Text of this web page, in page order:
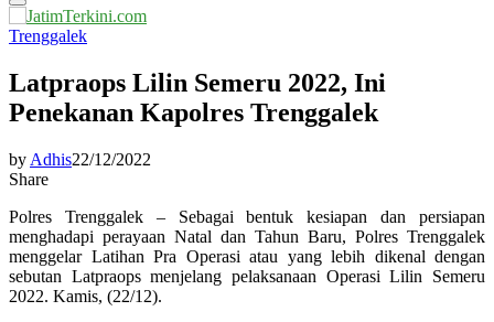
Primary
Menu
Trenggalek
Latpraops Lilin Semeru 2022, Ini
Penekanan Kapolres Trenggalek
by Adhis22/12/2022
Share
Polres Trenggalek – Sebagai bentuk kesiapan dan persiapan
menghadapi perayaan Natal dan Tahun Baru, Polres Trenggalek
menggelar Latihan Pra Operasi atau yang lebih dikenal dengan
sebutan Latpraops menjelang pelaksanaan Operasi Lilin Semeru
2022. Kamis, (22/12).